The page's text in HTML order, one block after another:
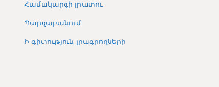
Համակարգի լրատու
Պարզաբանում
Ի գիտություն լրագրողների